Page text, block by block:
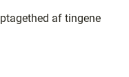
af tingene